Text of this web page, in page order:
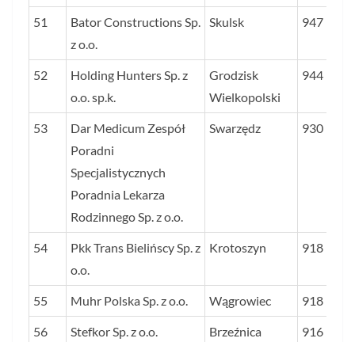
51
Bator Constructions Sp.
z o.o.
Skulsk 947
52
Holding Hunters Sp. z
o.o. sp.k.
Grodzisk
Wielkopolski
944
53
Dar Medicum Zespół
Poradni
Specjalistycznych
Poradnia Lekarza
Rodzinnego Sp. z o.o.
Swarzędz 930
54
Pkk Trans Bielińscy Sp. z
o.o.
Krotoszyn 918
55 Muhr Polska Sp. z o.o. Wągrowiec 918
56 Stefkor Sp. z o.o. Brzeźnica 916